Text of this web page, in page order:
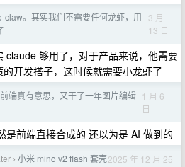
claw。其实我们不需要任何龙虾，用
3 月
13 日
claude 够用了，对于产品来说，他需要
开发搭子，这时候就需要小龙虾了
前端真有意思，又干了一年图片编辑 1 月 6
日
是前端直接合成的 还以为是 AI 做到的
› 小米 mino v2 flash 套壳2025 年 12 月 25